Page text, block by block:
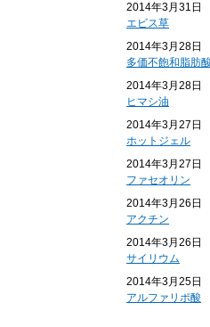
2014年3月31日
エビス草
2014年3月28日
多価不飽和脂肪
2014年3月28日
ヒマシ油
2014年3月27日
ホットジェル
2014年3月27日
ファセオリン
2014年3月26日
アクチン
2014年3月26日
サイリウム
2014年3月25日
アルファリポ酸